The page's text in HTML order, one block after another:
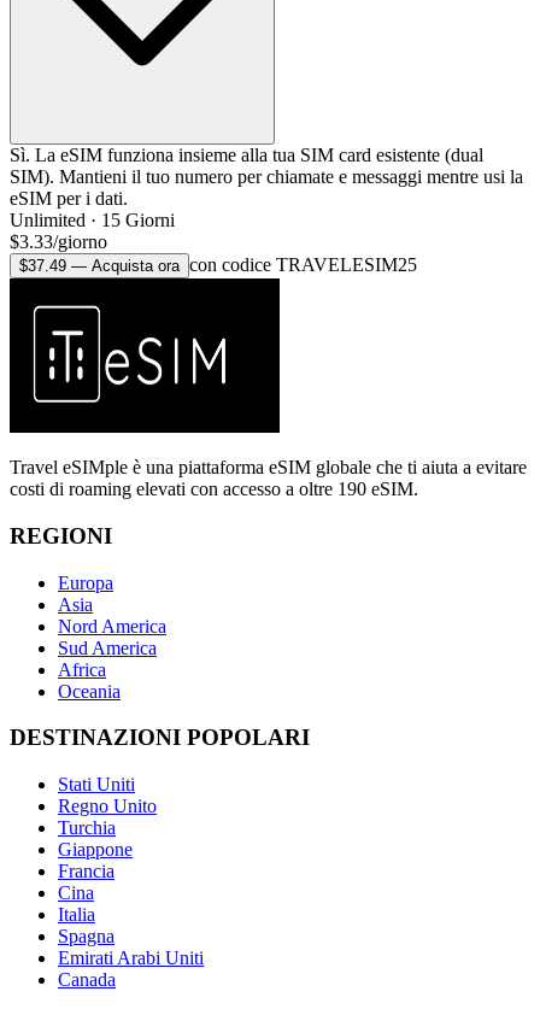
Sì. La eSIM funziona insieme alla tua SIM card esistente (dual
SIM). Mantieni il tuo numero per chiamate e messaggi mentre usi la
eSIM per i dati.
Unlimited · 15 Giorni
$3.33/giorno
$37.49 — Acquista ora con codice TRAVELESIM25
Travel eSIMple è una piattaforma eSIM globale che ti aiuta a evitare
costi di roaming elevati con accesso a oltre 190 eSIM.
REGIONI
Europa
Asia
Nord America
Sud America
Africa
Oceania
DESTINAZIONI POPOLARI
Stati Uniti
Regno Unito
Turchia
Giappone
Francia
Cina
Italia
Spagna
Emirati Arabi Uniti
Canada